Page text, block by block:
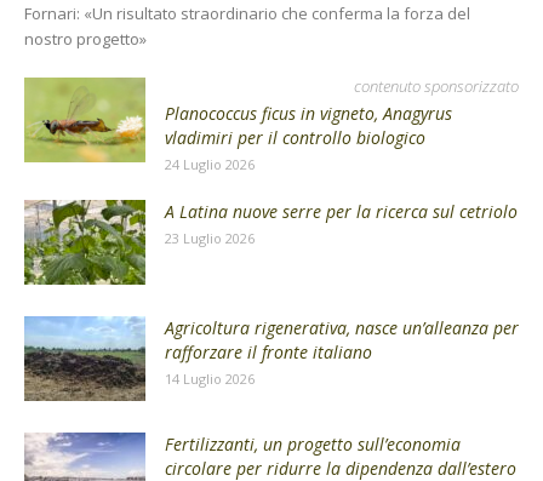
Fornari: «Un risultato straordinario che conferma la forza del
nostro progetto»
contenuto sponsorizzato
Planococcus ficus in vigneto, Anagyrus
vladimiri per il controllo biologico
24 Luglio 2026
A Latina nuove serre per la ricerca sul cetriolo
23 Luglio 2026
Agricoltura rigenerativa, nasce un’alleanza per
rafforzare il fronte italiano
14 Luglio 2026
Fertilizzanti, un progetto sull’economia
circolare per ridurre la dipendenza dall’estero